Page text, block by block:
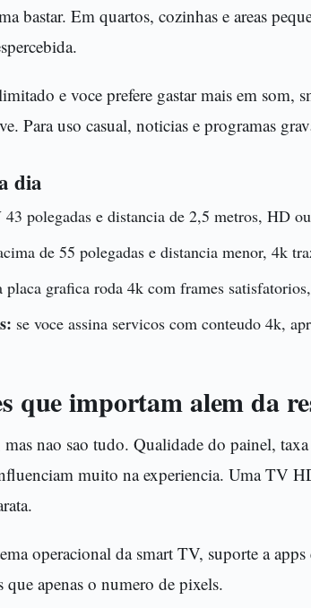
bastar. Em quartos, cozinhas e areas
e voce prefere gastar mais em som,
Para uso casual, noticias e programas
dia
polegadas e distancia de 2,5 metros, HD
de 55 polegadas e distancia menor, 4k
placa grafica roda 4k com frames
se voce assina servicos com conteudo 4k,
que importam alem da
nao sao tudo. Qualidade do painel,
muito na experiencia. Uma TV
operacional da smart TV, suporte a
que apenas o numero de pixels.